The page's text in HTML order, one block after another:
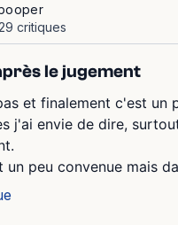
critiques
le jugement
et finalement c'est un
j'ai envie de dire,
un peu convenue mais